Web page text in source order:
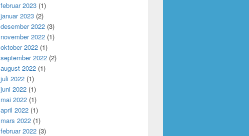
februar 2023 (1)
januar 2023 (2)
desember 2022 (3)
november 2022 (1)
oktober 2022 (1)
september 2022 (2)
august 2022 (1)
juli 2022 (1)
juni 2022 (1)
mai 2022 (1)
april 2022 (1)
mars 2022 (1)
februar 2022 (3)